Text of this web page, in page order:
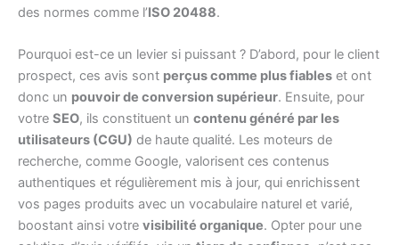
des normes comme l’ISO 20488.
Pourquoi est-ce un levier si puissant ? D’abord, pour le client
prospect, ces avis sont perçus comme plus fiables et ont
donc un pouvoir de conversion supérieur. Ensuite, pour
votre SEO, ils constituent un contenu généré par les
utilisateurs (CGU) de haute qualité. Les moteurs de
recherche, comme Google, valorisent ces contenus
authentiques et régulièrement mis à jour, qui enrichissent
vos pages produits avec un vocabulaire naturel et varié,
boostant ainsi votre visibilité organique. Opter pour une